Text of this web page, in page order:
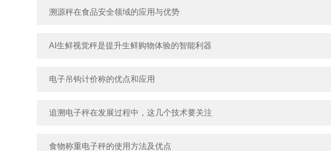
溯源秤在食品安全领域的应用与优势
AI生鲜视觉秤是提升生鲜购物体验的智能利器
电子吊钩计价称的优点和应用
追溯电子秤在发展过程中，这几个技术要关注
食物称重电子秤的使用方法及优点